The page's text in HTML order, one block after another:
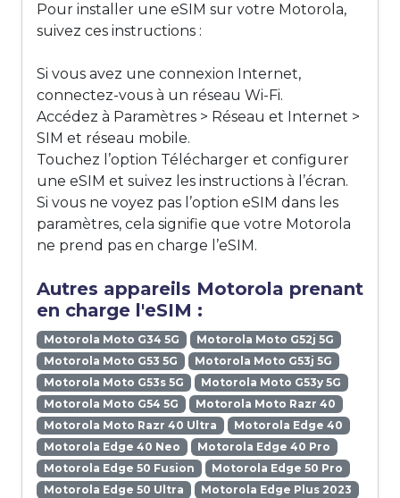
Pour installer une eSIM sur votre Motorola,
suivez ces instructions :
Si vous avez une connexion Internet,
connectez-vous à un réseau Wi-Fi.
Accédez à Paramètres > Réseau et Internet >
SIM et réseau mobile.
Touchez l’option Télécharger et configurer
une eSIM et suivez les instructions à l’écran.
Si vous ne voyez pas l’option eSIM dans les
paramètres, cela signifie que votre Motorola
ne prend pas en charge l’eSIM.
Autres appareils Motorola prenant
en charge l'eSIM :
Motorola Moto G34 5G
Motorola Moto G52j 5G
Motorola Moto G53 5G
Motorola Moto G53j 5G
Motorola Moto G53s 5G
Motorola Moto G53y 5G
Motorola Moto G54 5G
Motorola Moto Razr 40
Motorola Moto Razr 40 Ultra
Motorola Edge 40
Motorola Edge 40 Neo
Motorola Edge 40 Pro
Motorola Edge 50 Fusion
Motorola Edge 50 Pro
Motorola Edge 50 Ultra
Motorola Edge Plus 2023